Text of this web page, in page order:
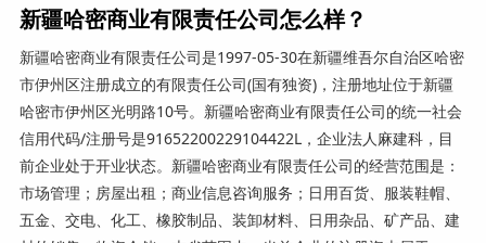
新疆哈密商业有限责任公司怎么样？
新疆哈密商业有限责任公司是1997-05-30在新疆维吾尔自治区哈密
市伊州区注册成立的有限责任公司(国有独资)，注册地址位于新疆
哈密市伊州区光明路10号。新疆哈密商业有限责任公司的统一社会
信用代码/注册号是91652200229104422L，企业法人麻建科，目
前企业处于开业状态。新疆哈密商业有限责任公司的经营范围是：
市场管理；房屋出租；商业信息咨询服务；日用百货、服装鞋帽、
五金、交电、化工、橡胶制品、装卸材料、日用杂品、矿产品、建